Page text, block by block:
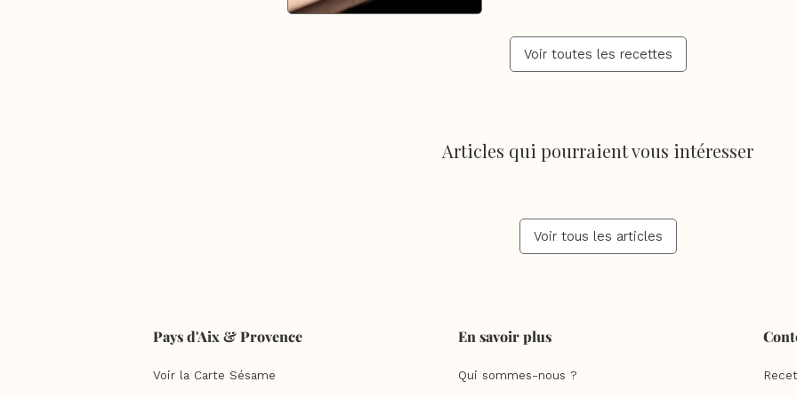
Voir toutes les recettes
Articles qui pourraient vous intéresser
Voir tous les articles
Pays d'Aix & Provence
Voir la Carte Sésame
En savoir plus
Qui sommes-nous ?